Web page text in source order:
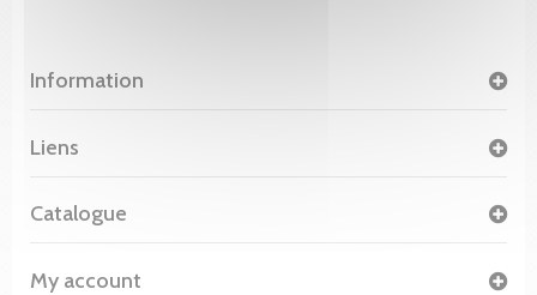
Information
Liens
Catalogue
My account